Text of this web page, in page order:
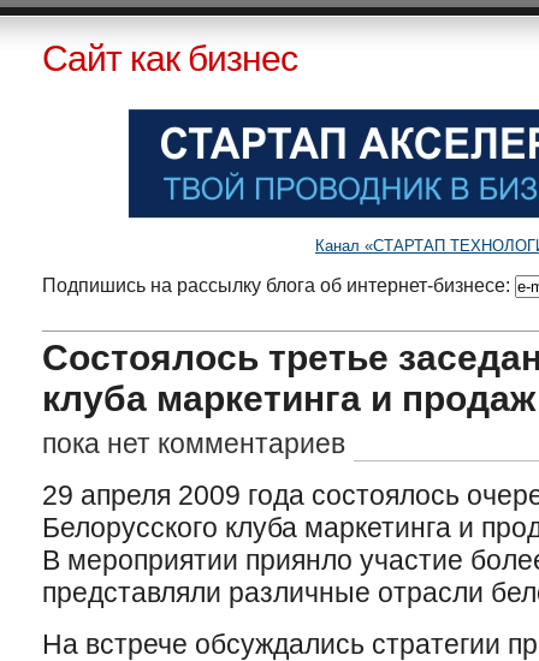
Сайт как бизнес
Канал «СТАРТАП
Подпишись на рассылку блога об интернет-бизнесе:
Состоялось третье
клуба маркетинга и продаж
пока нет комментариев
29 апреля 2009 года состоялось
Белорусского клуба маркетинга и
В мероприятии приянло участие
представляли различные отрасли
На встрече обсуждались стратегии